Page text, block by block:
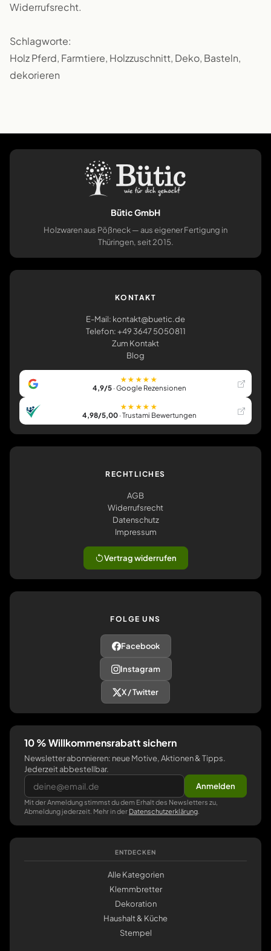
Widerrufsrecht.
Schlagworte:
Holz Pferd, Farmtiere, Holzzuschnitt, Deko, Basteln,
dekorieren
Bütic GmbH
Holzwaren aus Pößneck — aus eigener Fertigung in
Thüringen, seit 2015.
KONTAKT
E-Mail: kontakt@buetic.de
Telefon: +49 3647 5050811
Zum Kontakt
Blog
★★★★★
4,9/5· Google Rezensionen
★★★★★
4,98/5,00· Trustami Bewertungen
RECHTLICHES
AGB
Widerrufsrecht
Datenschutz
Impressum
Vertrag widerrufen
FOLGE UNS
Facebook
Instagram
X / Twitter
10 % Willkommensrabatt sichern
Newsletter abonnieren: neue Motive, Aktionen & Tipps.
Jederzeit abbestellbar.
Anmelden
Mit der Anmeldung stimmst du dem Erhalt des Newsletters zu,
Abmeldung jederzeit. Mehr in der Datenschutzerklärung
ENTDECKEN
Alle Kategorien
Klemmbretter
Dekoration
Haushalt & Küche
Stempel